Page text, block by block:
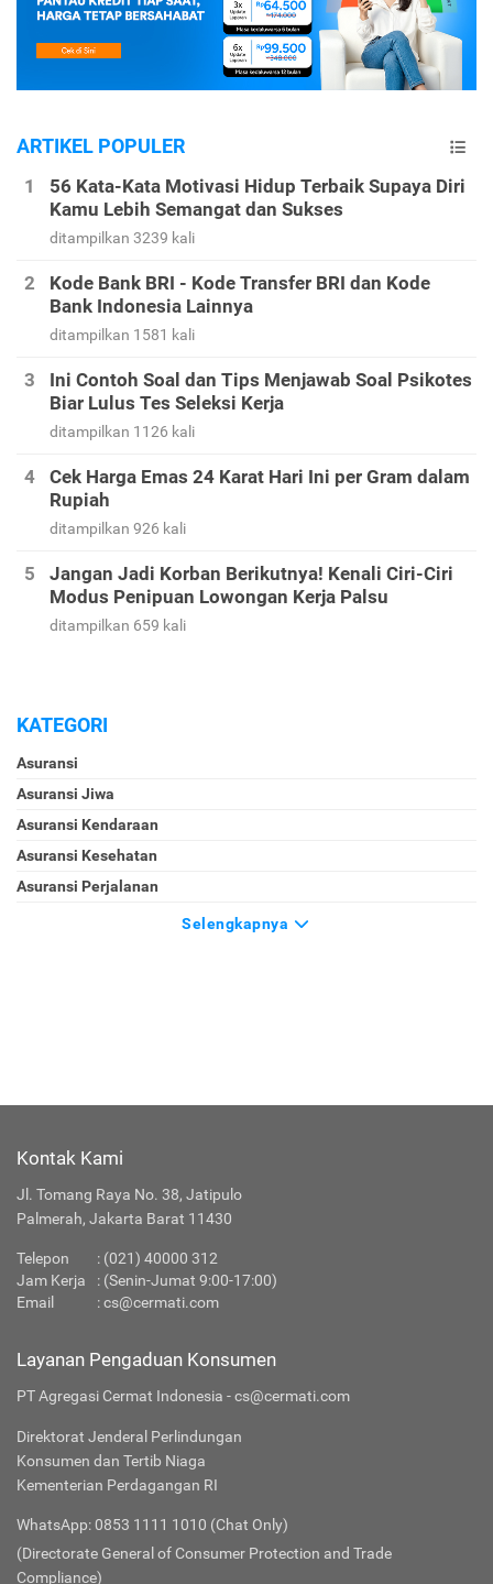
ARTIKEL POPULER
56 Kata-Kata Motivasi Hidup Terbaik Supaya Diri
Kamu Lebih Semangat dan Sukses
ditampilkan 3239 kali
Kode Bank BRI - Kode Transfer BRI dan Kode
Bank Indonesia Lainnya
ditampilkan 1581 kali
Ini Contoh Soal dan Tips Menjawab Soal Psikotes
Biar Lulus Tes Seleksi Kerja
ditampilkan 1126 kali
Cek Harga Emas 24 Karat Hari Ini per Gram dalam
Rupiah
ditampilkan 926 kali
Jangan Jadi Korban Berikutnya! Kenali Ciri-Ciri
Modus Penipuan Lowongan Kerja Palsu
ditampilkan 659 kali
KATEGORI
Asuransi
Asuransi Jiwa
Asuransi Kendaraan
Asuransi Kesehatan
Asuransi Perjalanan
Selengkapnya
Kontak Kami
Jl. Tomang Raya No. 38, Jatipulo
Palmerah, Jakarta Barat 11430
Telepon : (021) 40000 312
Jam Kerja
: (Senin-Jumat 9:00-17:00)
Email
:cs@cermati.com
Layanan Pengaduan Konsumen
PT Agregasi Cermat Indonesia - cs@cermati.com
Direktorat Jenderal Perlindungan
Konsumen dan Tertib Niaga
Kementerian Perdagangan RI
WhatsApp: 0853 1111 1010 (Chat Only)
(Directorate General of Consumer Protection and Trade
Compliance)